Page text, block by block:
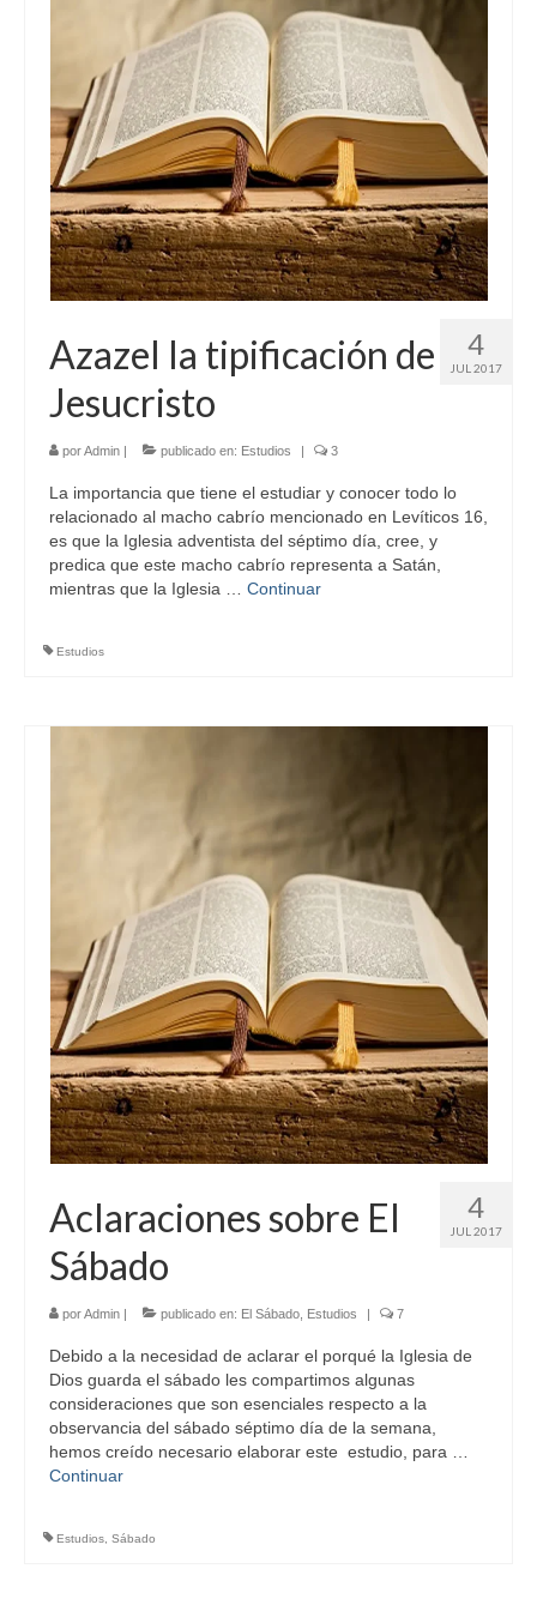
4
JUL 2017
Azazel la tipificación de
Jesucristo
porAdmin | publicado en: Estudios | 3
La importancia que tiene el estudiar y conocer todo lo
relacionado al macho cabrío mencionado en Levíticos 16,
es que la Iglesia adventista del séptimo día, cree, y
predica que este macho cabrío representa a Satán,
mientras que la Iglesia … Continuar
Estudios
4
JUL 2017
Aclaraciones sobre El
Sábado
porAdmin | publicado en: El Sábado Estudios | 7
Debido a la necesidad de aclarar el porqué la Iglesia de
Dios guarda el sábado les compartimos algunas
consideraciones que son esenciales respecto a la
observancia del sábado séptimo día de la semana,
hemos creído necesario elaborar este estudio, para …
Continuar
Estudios Sábado